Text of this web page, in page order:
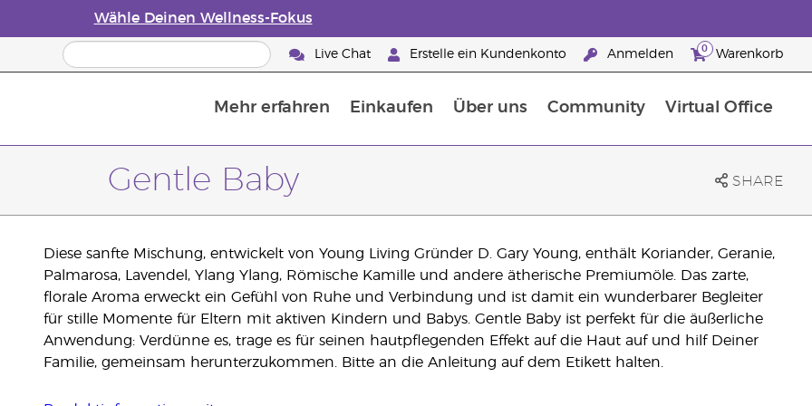
Wähle Deinen Wellness-Fokus
Live Chat Erstelle ein Kundenkonto Anmelden 0 Warenkorb
Mehr erfahren Einkaufen Über uns Community Virtual Office
Gentle Baby SHARE
Diese sanfte Mischung, entwickelt von Young Living Gründer D. Gary Young, enthält Koriander, Geranie,
Palmarosa, Lavendel, Ylang Ylang, Römische Kamille und andere ätherische Premiumöle. Das zarte,
florale Aroma erweckt ein Gefühl von Ruhe und Verbindung und ist damit ein wunderbarer Begleiter
für stille Momente für Eltern mit aktiven Kindern und Babys. Gentle Baby ist perfekt für die äußerliche
Anwendung: Verdünne es, trage es für seinen hautpflegenden Effekt auf die Haut auf und hilf Deiner
Familie, gemeinsam herunterzukommen. Bitte an die Anleitung auf dem Etikett halten.